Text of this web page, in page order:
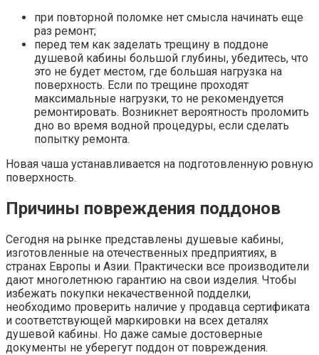
при повторной поломке нет смысла начинать еще
раз ремонт;
перед тем как заделать трещину в поддоне
душевой кабины большой глубины, убедитесь, что
это не будет местом, где большая нагрузка на
поверхность. Если по трещине проходят
максимальные нагрузки, то не рекомендуется
ремонтировать. Возникнет вероятность проломить
дно во время водной процедуры, если сделать
попытку ремонта.
Новая чаша устанавливается на подготовленную ровную
поверхность.
Причины повреждения поддонов
Сегодня на рынке представлены душевые кабины,
изготовленные на отечественных предприятиях, в
странах Европы и Азии. Практически все производители
дают многолетнюю гарантию на свои изделия. Чтобы
избежать покупки некачественной подделки,
необходимо проверить наличие у продавца сертификата
и соответствующей маркировки на всех деталях
душевой кабины. Но даже самые достоверные
документы не уберегут поддон от повреждения.